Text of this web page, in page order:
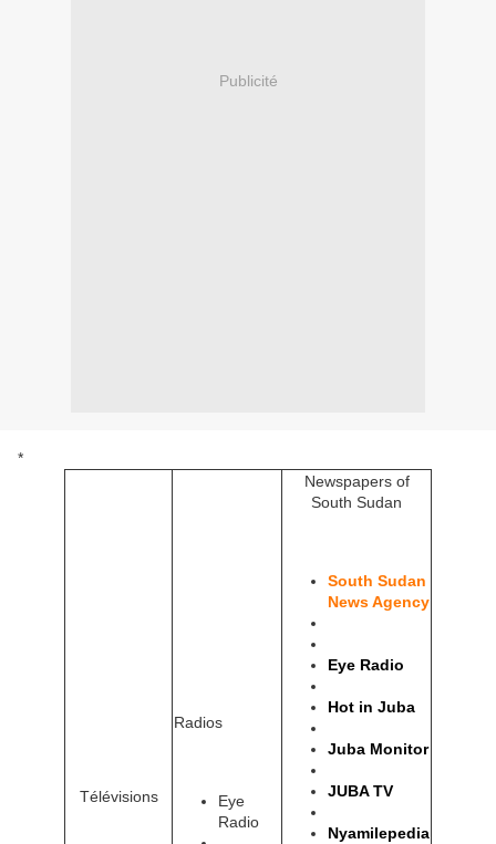
Publicité
*
Télévisions
Radios
Eye
Radio
Newspapers of
South Sudan
South Sudan
News Agency
Eye Radio
Hot in Juba
Juba Monitor
JUBA TV
Nyamilepedia